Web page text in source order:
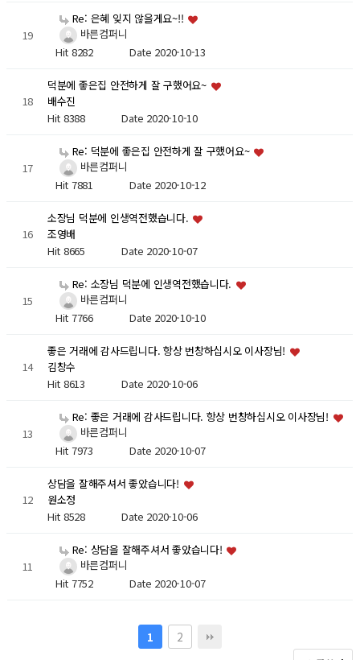
19
Re: 은혜 잊지 않을게요~!!
바른컴퍼니
Hit 8282 Date 2020-10-13
18
덕분에 좋은집 안전하게 잘 구했어요~
배수진
Hit 8388 Date 2020-10-10
17
Re: 덕분에 좋은집 안전하게 잘 구했어요~
바른컴퍼니
Hit 7881 Date 2020-10-12
16
소장님 덕분에 인생역전했습니다.
조영배
Hit 8665 Date 2020-10-07
15
Re: 소장님 덕분에 인생역전했습니다.
바른컴퍼니
Hit 7766 Date 2020-10-10
14
좋은 거래에 감사드립니다. 항상 번창하십시오 이사장님!
김창수
Hit 8613 Date 2020-10-06
13
Re: 좋은 거래에 감사드립니다. 항상 번창하십시오 이사장님!
바른컴퍼니
Hit 7973 Date 2020-10-07
12
상담을 잘해주셔서 좋았습니다!
원소정
Hit 8528 Date 2020-10-06
11
Re: 상담을 잘해주셔서 좋았습니다!
바른컴퍼니
Hit 7752 Date 2020-10-07
1 2